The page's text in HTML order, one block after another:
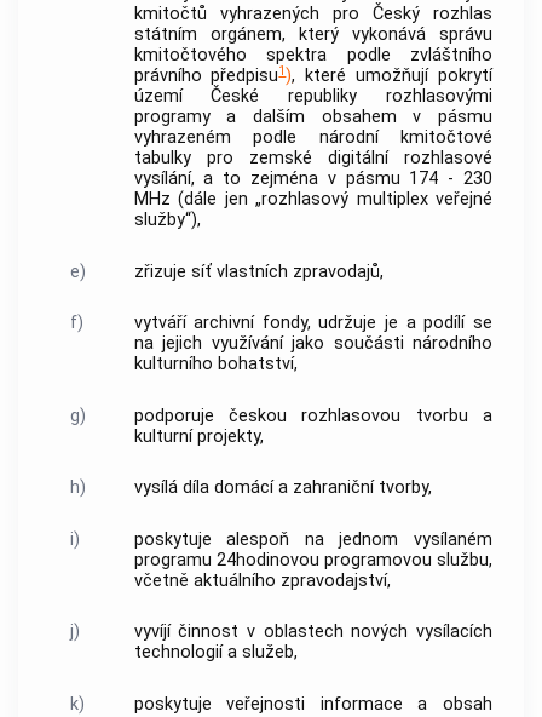
kmitočtů vyhrazených pro Český rozhlas
státním orgánem, který vykonává správu
kmitočtového spektra podle zvláštního
právního předpisu1), které umožňují pokrytí
území České republiky rozhlasovými
programy a dalším obsahem v pásmu
vyhrazeném podle národní kmitočtové
tabulky pro zemské digitální rozhlasové
vysílání, a to zejména v pásmu 174 - 230
MHz (dále jen „rozhlasový multiplex veřejné
služby“),
e) zřizuje síť vlastních zpravodajů,
f)
vytváří archivní fondy, udržuje je a podílí se
na jejich využívání jako součásti národního
kulturního bohatství,
g)
podporuje českou rozhlasovou tvorbu a
kulturní projekty,
h) vysílá díla domácí a zahraniční tvorby,
i)
poskytuje alespoň na jednom vysílaném
programu 24hodinovou programovou službu,
včetně aktuálního zpravodajství,
j)
vyvíjí činnost v oblastech nových vysílacích
technologií a služeb,
k)
poskytuje veřejnosti informace a obsah